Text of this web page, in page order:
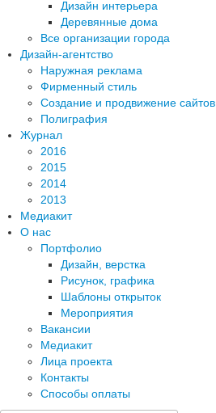
Дизайн интерьера
Деревянные дома
Все организации города
Дизайн-агентство
Наружная реклама
Фирменный стиль
Создание и продвижение сайтов
Полиграфия
Журнал
2016
2015
2014
2013
Медиакит
О нас
Портфолио
Дизайн, верстка
Рисунок, графика
Шаблоны открыток
Мероприятия
Вакансии
Медиакит
Лица проекта
Контакты
Способы оплаты